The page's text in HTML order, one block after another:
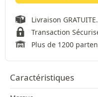
Livraison GRATUITE.
Transaction
Plus de 1200
Caractéristiques